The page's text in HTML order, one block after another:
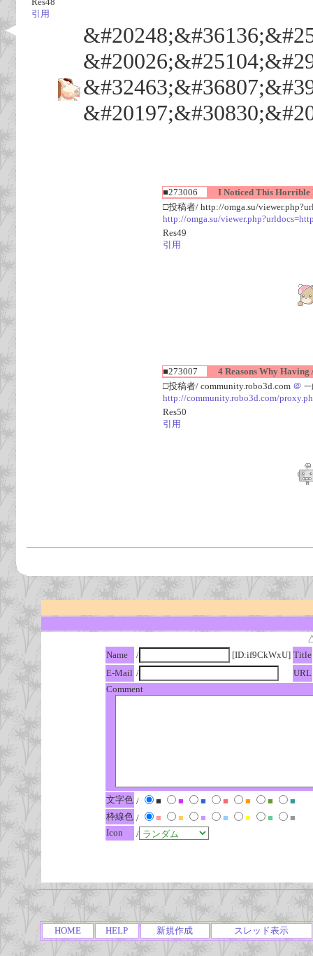
引用
■273006
I Noticed This Horrible
□投稿者/ http://omga.su/
http://omga.su/
Res49
引用
■273007
4 Reasons Why Having
□投稿者/ community.robo3d.com ＠ 一
http://community.robo3d.com/
Res50
引用
Name
/ [ID:if9CkWxU] Title
E-Mail /
URL
Comment
文字色 / ■ ■ ■ ■ ■ ■
■
枠線色 / ■ ■ ■ ■ ■ ■
■
Icon
/
HOME HELP 新規作成 スレッド表示